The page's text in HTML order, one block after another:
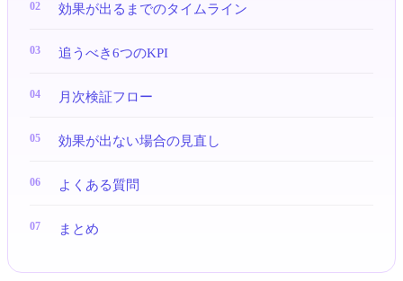
効果が出るまでのタイムライン
追うべき6つのKPI
月次検証フロー
効果が出ない場合の見直し
よくある質問
まとめ